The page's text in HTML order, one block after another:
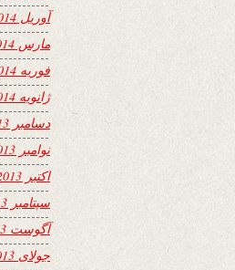
آوریل 2014
مارس 2014
فوریه 2014
ژانویه 2014
دسامبر 2013
نوامبر 2013
اکتبر 2013
سپتامبر 2013
آگوست 2013
جولای 2013